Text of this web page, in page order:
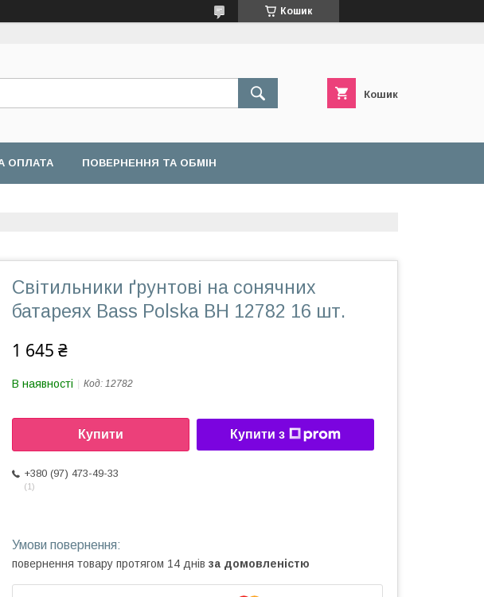
Кошик
Кошик
ОПЛАТА ПОВЕРНЕННЯ ТА ОБМІН
Світильники ґрунтові на сонячних
батареях Bass Polska BH 12782 16 шт.
1 645 ₴
В наявності Код: 12782
Купити Купити з
+380 (97) 473-49-33
1
повернення товару протягом 14 днів за домовленістю